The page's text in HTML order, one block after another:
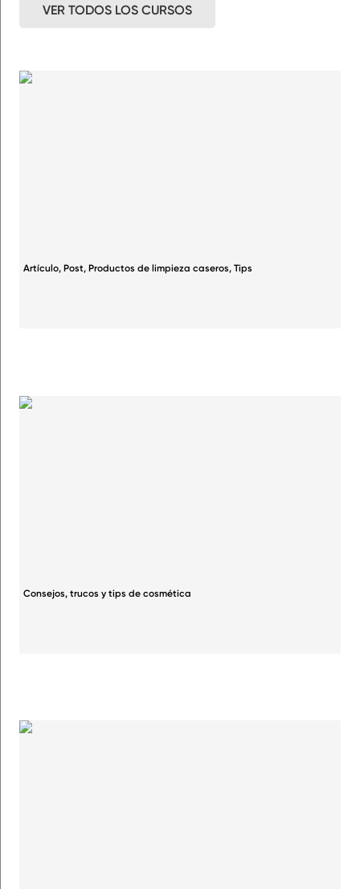
VER TODOS LOS CURSOS
Artículo, Post, Productos de limpieza caseros, Tips
Consejos, trucos y tips de cosmética